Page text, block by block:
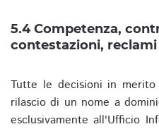
5.4 Competenza,
contestazioni, reclami
Tutte le decisioni in
rilascio di un nome a
esclusivamente all'Ufficio